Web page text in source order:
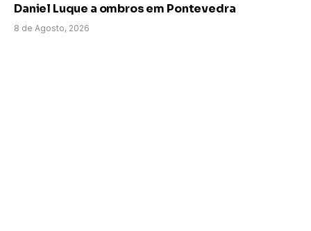
Daniel Luque a ombros em Pontevedra
8 de Agosto, 2026